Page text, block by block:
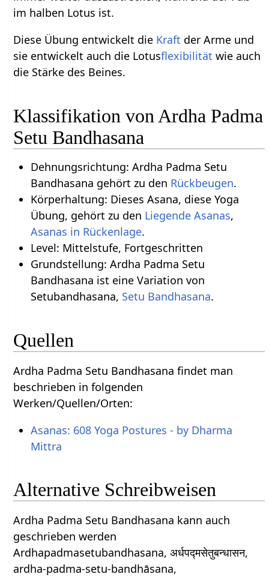
im halben Lotus ist.
Diese Übung entwickelt die Kraft der Arme und
sie entwickelt auch die Lotusflexibilität wie auch
die Stärke des Beines.
Klassifikation von Ardha Padma
Setu Bandhasana
Dehnungsrichtung: Ardha Padma Setu
Bandhasana gehört zu den Rückbeugen.
Körperhaltung: Dieses Asana, diese Yoga
Übung, gehört zu den Liegende Asanas,
Asanas in Rückenlage.
Level: Mittelstufe, Fortgeschritten
Grundstellung: Ardha Padma Setu
Bandhasana ist eine Variation von
Setubandhasana, Setu Bandhasana.
Quellen
Ardha Padma Setu Bandhasana findet man
beschrieben in folgenden
Werken/Quellen/Orten:
Asanas: 608 Yoga Postures - by Dharma
Mittra
Alternative Schreibweisen
Ardha Padma Setu Bandhasana kann auch
geschrieben werden
Ardhapadmasetubandhasana, अर्धपद्मसेतुबन्धासन,
ardha-padma-setu-bandhāsana,